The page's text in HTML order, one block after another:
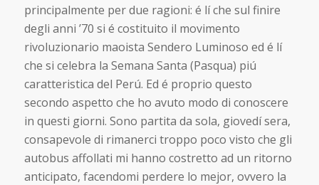
principalmente per due ragioni: é lí che sul finire
degli anni ’70 si é costituito il movimento
rivoluzionario maoista Sendero Luminoso ed é lí
che si celebra la Semana Santa (Pasqua) piú
caratteristica del Perú. Ed é proprio questo
secondo aspetto che ho avuto modo di conoscere
in questi giorni. Sono partita da sola, giovedí sera,
consapevole di rimanerci troppo poco visto che gli
autobus affollati mi hanno costretto ad un ritorno
anticipato, facendomi perdere lo mejor, ovvero la